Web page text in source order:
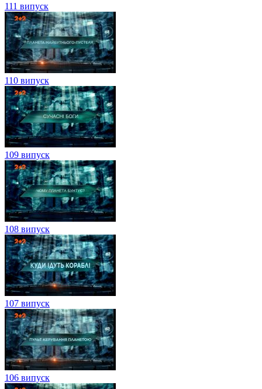
111 випуск
110 випуск
109 випуск
108 випуск
107 випуск
106 випуск